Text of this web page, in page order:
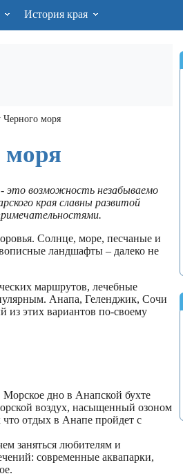
История края
Черного моря
моря
это возможность незабываемо
края славны развитой
Солнце, море, песчаные и
ландшафты – далеко не
маршрутов, лечебные
Анапа, Геленджик, Сочи
из этих вариантов по-своему
Морское дно в Анапской бухте
воздух, насыщенный озоном
что отдых в Анапе пройдет с
заняться любителям и
современные аквапарки,